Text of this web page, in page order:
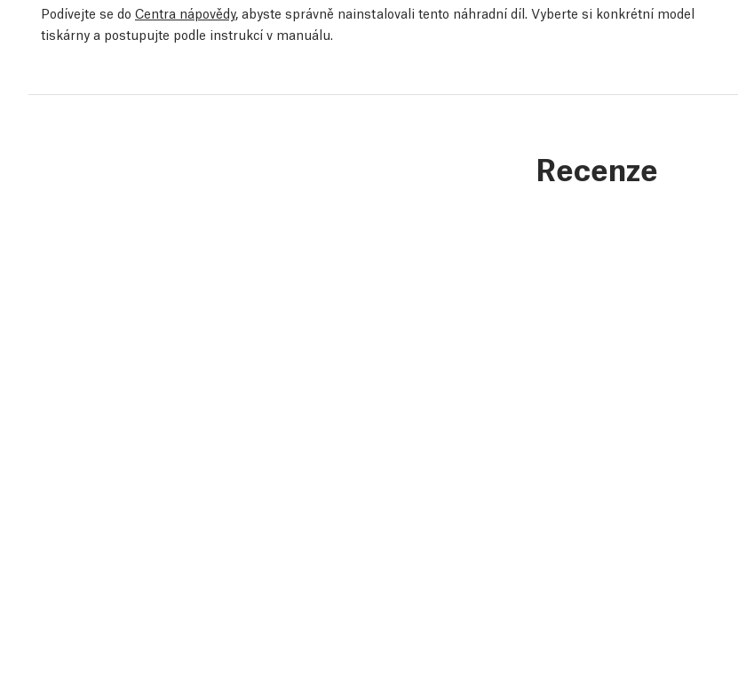
Podívejte se do Centra nápovědy, abyste správně nainstalovali tento náhradní díl. Vyberte si konkrétní model
tiskárny a postupujte podle instrukcí v manuálu.
Recenze